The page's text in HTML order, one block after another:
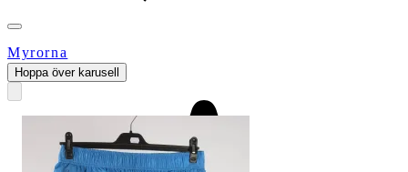
Myrorna
Hoppa över karusell